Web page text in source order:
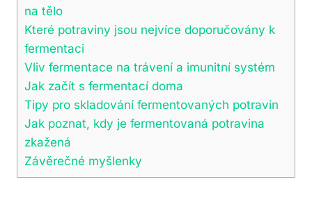
na tělo
Které potraviny jsou nejvíce doporučovány k
fermentaci
Vliv fermentace na trávení a imunitní systém
Jak začít s fermentací doma
Tipy pro skladování fermentovaných potravin
Jak poznat, kdy je fermentovaná potravina
zkažená
Závěrečné myšlenky